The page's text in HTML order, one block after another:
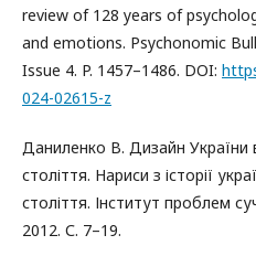
review of 128 years of
and emotions. Psychonomic
Issue 4. P. 1457–1486. DOI:
024-02615-z
Даниленко В. Дизайн України
століття. Нариси з історії
століття. Інститут проблем
2012. С. 7–19.